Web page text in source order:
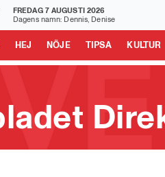
FREDAG 7 AUGUSTI 2026
Dagens namn: Dennis, Denise
HEJ NÖJE TIPSA KULTUR
del av Schibsted Media.Schibsted News